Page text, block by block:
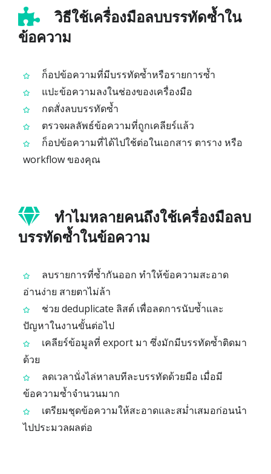
วิธีใช้เครื่องมือลบบรรทัดซ้ำใน
ข้อความ
ก็อปข้อความที่มีบรรทัดซ้ำหรือรายการซ้ำ
แปะข้อความลงในช่องของเครื่องมือ
กดสั่งลบบรรทัดซ้ำ
ตรวจผลลัพธ์ข้อความที่ถูกเคลียร์แล้ว
ก็อปข้อความที่ได้ไปใช้ต่อในเอกสาร ตาราง หรือ
workflow ของคุณ
ทำไมหลายคนถึงใช้เครื่องมือลบ
บรรทัดซ้ำในข้อความ
ลบรายการที่ซ้ำกันออก ทำให้ข้อความสะอาด
อ่านง่าย สายตาไม่ล้า
ช่วย deduplicate ลิสต์ เพื่อลดการนับซ้ำและ
ปัญหาในงานขั้นต่อไป
เคลียร์ข้อมูลที่ export มา ซึ่งมักมีบรรทัดซ้ำติดมา
ด้วย
ลดเวลานั่งไล่หาลบทีละบรรทัดด้วยมือ เมื่อมี
ข้อความซ้ำจำนวนมาก
เตรียมชุดข้อความให้สะอาดและสม่ำเสมอก่อนนำ
ไปประมวลผลต่อ